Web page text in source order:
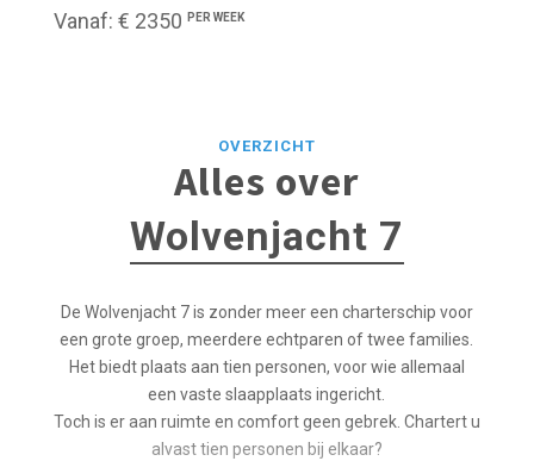
Vanaf: € 2350 PER WEEK
OVERZICHT
Alles over
Wolvenjacht 7
De Wolvenjacht 7 is zonder meer een charterschip voor
een grote groep, meerdere echtparen of twee families.
Het biedt plaats aan tien personen, voor wie allemaal
een vaste slaapplaats ingericht.
Toch is er aan ruimte en comfort geen gebrek. Chartert u
alvast tien personen bij elkaar?